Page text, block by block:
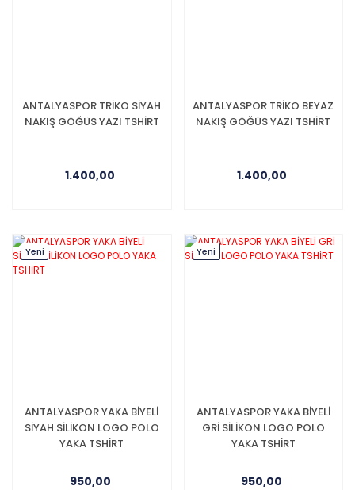
ANTALYASPOR TRİKO SİYAH
NAKIŞ GÖĞÜS YAZI TSHİRT
1.400,00
ANTALYASPOR TRİKO BEYAZ
NAKIŞ GÖĞÜS YAZI TSHİRT
1.400,00
Yeni
ANTALYASPOR YAKA BİYELİ
SİYAH SİLİKON LOGO POLO
YAKA TSHİRT
950,00
Yeni
ANTALYASPOR YAKA BİYELİ
GRİ SİLİKON LOGO POLO
YAKA TSHİRT
950,00